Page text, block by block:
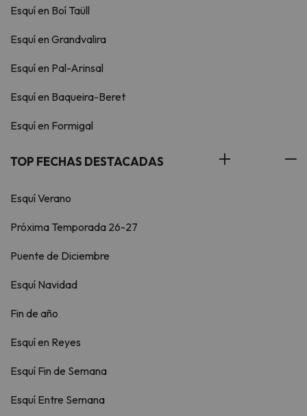
Esquí en Boí Taüll
Esquí en Grandvalira
Esquí en Pal-Arinsal
Esquí en Baqueira-Beret
Esquí en Formigal
TOP FECHAS DESTACADAS
Esquí Verano
Próxima Temporada 26-27
Puente de Diciembre
Esquí Navidad
Fin de año
Esquí en Reyes
Esquí Fin de Semana
Esquí Entre Semana